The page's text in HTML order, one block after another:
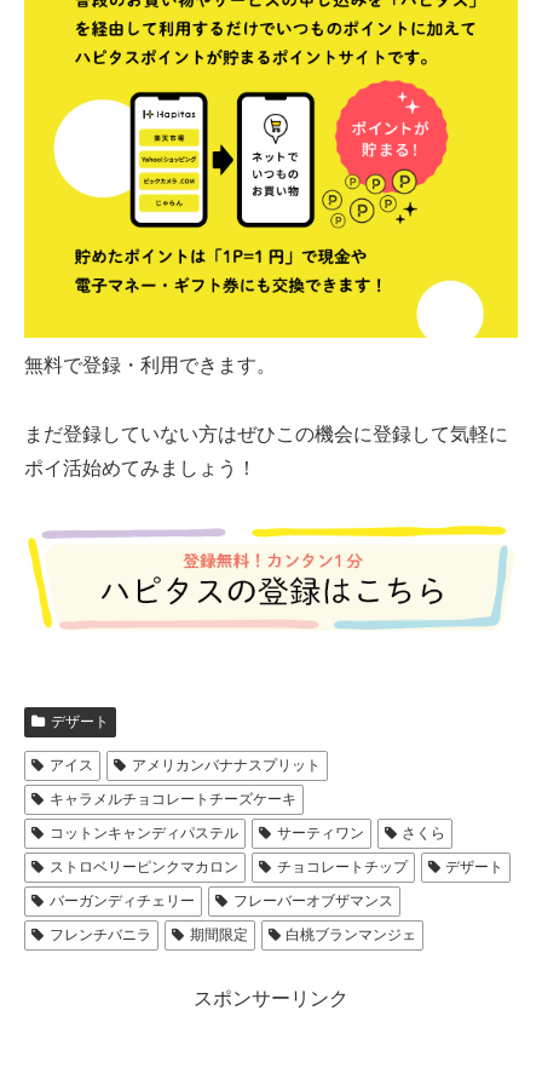
無料で登録・利用できます。
まだ登録していない方はぜひこの機会に登録して気軽に
ポイ活始めてみましょう！
デザート
アイス
アメリカンバナナスプリット
キャラメルチョコレートチーズケーキ
コットンキャンディパステル
サーティワン
さくら
ストロベリーピンクマカロン
チョコレートチップ
デザート
バーガンディチェリー
フレーバーオブザマンス
フレンチバニラ
期間限定 白桃ブランマンジェ
スポンサーリンク